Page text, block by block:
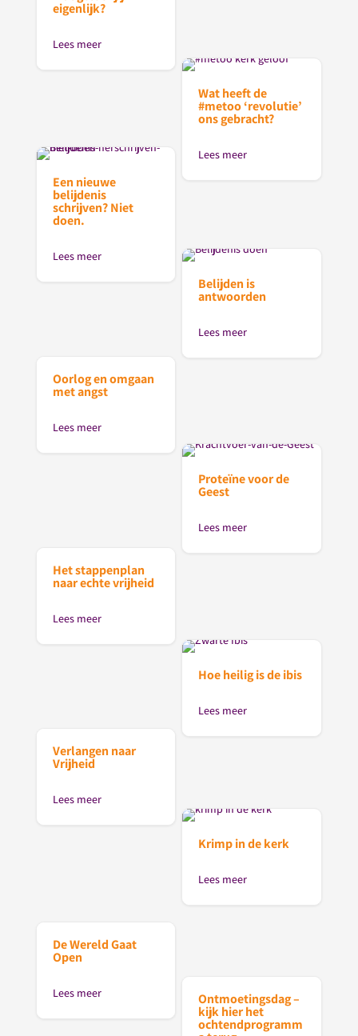
eigenlijk?
Lees meer
Wat heeft de
#metoo ‘revolutie’
ons gebracht?
Lees meer
Een nieuwe
belijdenis
schrijven? Niet
doen.
Lees meer
Belijden is
antwoorden
Lees meer
Oorlog en omgaan
met angst
Lees meer
Proteïne voor de
Geest
Lees meer
Het stappenplan
naar echte vrijheid
Lees meer
Hoe heilig is de ibis
Lees meer
Verlangen naar
Vrijheid
Lees meer
Krimp in de kerk
Lees meer
De Wereld Gaat
Open
Lees meer Ontmoetingsdag –
kijk hier het
ochtendprogramm